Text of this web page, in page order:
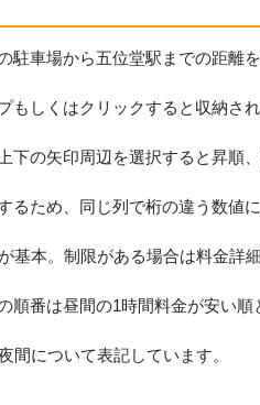
駐車場から五位堂駅までの距離を
もしくはクリックすると収納さ
下の矢印周辺を選択すると昇順、
るため、同じ列で桁の違う数値
基本。制限がある場合は料金詳
順番は昼間の1時間料金が安い順
間について表記しています。